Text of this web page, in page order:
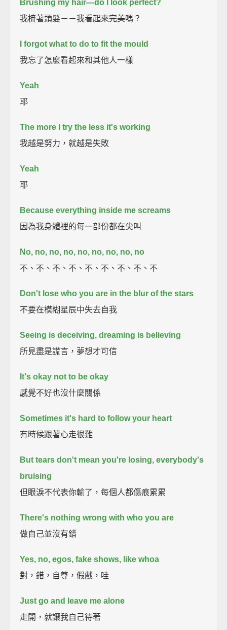
Brushing my hair—do I look perfect?
我梳著頭髮－－我看起來完美嗎？
I forgot what to do to fit the mould
我忘了怎麼看起來和其他人一樣
Yeah
耶
The more I try the less it's working
我越是努力，就越是失敗
Yeah
耶
Because everything inside me screams
因為我身體裡的每一部份都在尖叫
No, no, no, no, no, no, no, no, no
不、不、不、不、不、不、不、不、不
Don't lose who you are in the blur of the stars
不要在模糊星辰中失去自我
Seeing is deceiving, dreaming is believing
所見盡是謊言，夢想才可信
It's okay not to be okay
感覺不好也沒什麼關係
Sometimes it's hard to follow your heart
有時候跟著心走很難
But tears don't mean you're losing, everybody's
bruising
但眼淚不代表你輸了，每個人都傷痕累累
There's nothing wrong with who you are
做自己並沒有錯
Yes, no, egos, fake shows, like whoa
對，錯，自尊，假戲，哇
Just go and leave me alone
走開，就讓我自己待著